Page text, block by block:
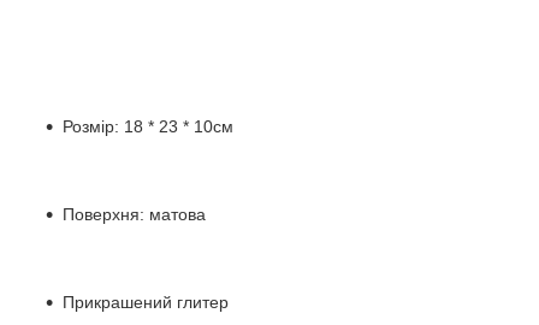
Розмір: 18 * 23 * 10см
Поверхня: матова
Прикрашений глитер